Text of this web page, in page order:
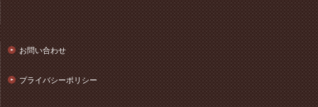
お問い合わせ
プライバシーポリシー